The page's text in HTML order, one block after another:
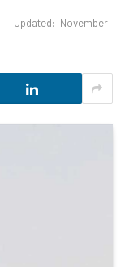
Updated: November